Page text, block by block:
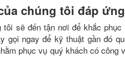
chúng tôi đáp
sẽ đến tận nơi để khắc
ngay để kỹ thuật gần đó
phục vụ quý khách có công